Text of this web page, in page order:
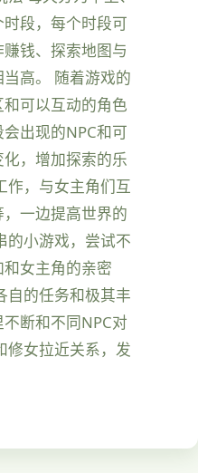
段，每个时段可
钱、探索地图与
高。 随着游戏的
可以互动的角色
出现的NPC和可
，增加探索的乐
作，与女主角们互
一边提高世界的
的小游戏，尝试不
女主角的亲密
自的任务和极其丰
断和不同NPC对
修女拉近关系，发